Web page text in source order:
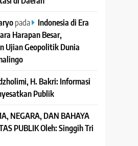
pada
Indonesia di Era
Harapan Besar,
Ujian Geopolitik Dunia
H. Bakri: Informasi
Publik
NEGARA, DAN BAHAYA
PUBLIK Oleh: Singgih Tri